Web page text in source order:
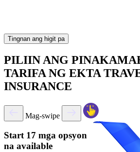
Tingnan ang higit pa
PILIIN ANG
TARIFA NG EKTA
INSURANCE
Mag-swipe
Start 17 mga opsyon
na available